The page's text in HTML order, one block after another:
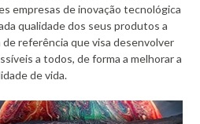
empresas de inovação tecnológica
qualidade dos seus produtos a
de referência que visa desenvolver
a todos, de forma a melhorar a
de vida.